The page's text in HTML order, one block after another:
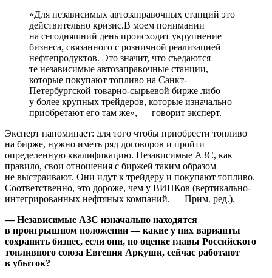
«Для независимых автозаправочных станций это
действительно кризис.В моем понимании
на сегодняшний день происходит укрупнение
бизнеса, связанного с розничной реализацией
нефтепродуктов. Это значит, что съедаются
те независимые автозаправочные станции,
которые покупают топливо на Санкт-
Петербургской товарно-сырьевой бирже либо
у более крупных трейдеров, которые изначально
приобретают его там же», — говорит эксперт.
Эксперт напоминает: для того чтобы приобрести топливо
на бирже, нужно иметь ряд договоров и пройти
определенную квалификацию. Независимые АЗС, как
правило, свои отношения с биржей таким образом
не выстраивают. Они идут к трейдеру и покупают топливо.
Соответственно, это дороже, чем у ВИНКов (вертикально-
интегрированных нефтяных компаний. — Прим. ред.).
— Независимые АЗС изначально находятся
в проигрышном положении — какие у них варианты
сохранить бизнес, если они, по оценке главы Российского
топливного союза Евгения Аркуши, сейчас работают
в убыток?